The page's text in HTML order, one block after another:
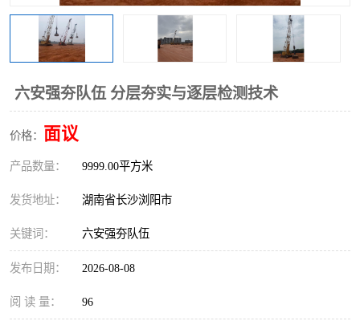
六安强夯队伍 分层夯实与逐层检测技术
价格： 面议
产品数量： 9999.00平方米
发货地址： 湖南省长沙浏阳市
关键词： 六安强夯队伍
发布日期： 2026-08-08
阅 读 量： 96